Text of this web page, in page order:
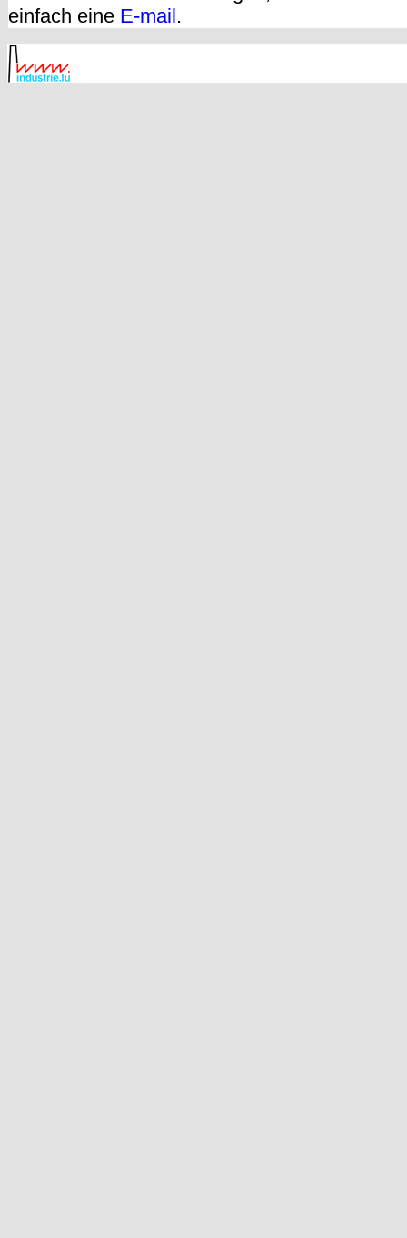
einfach eine E-mail.